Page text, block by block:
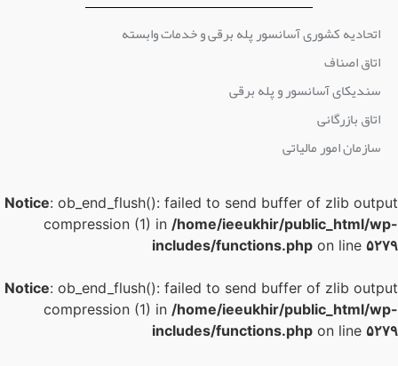
اتحادیه کشوری آسانسور پله برقی و خدمات وابسته
اتاق اصناف
سندیکای آسانسور و پله برقی
اتاق بازرگانی
سازمان امور مالیاتی
Notice : ob_end_flush(): failed to send buffer of zlib
compression (1) in/home/ieeukhir/public_html/
includes/functions.phpon line
Notice : ob_end_flush(): failed to send buffer of zlib
compression (1) in/home/ieeukhir/public_html/
includes/functions.phpon line